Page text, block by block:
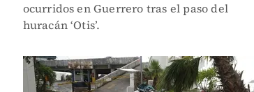
ocurridos en Guerrero tras el paso del
huracán ‘Otis’.